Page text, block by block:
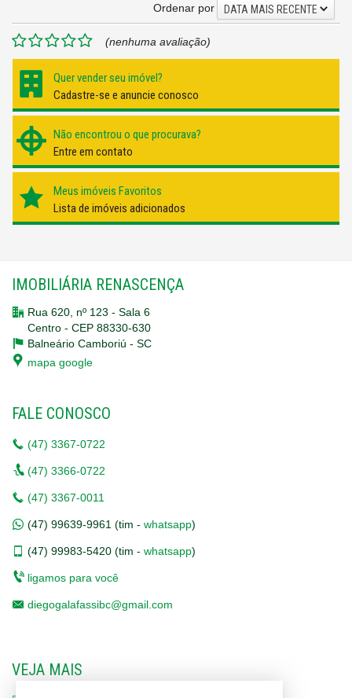
Ordenar por
DATA MAIS RECENTE
(nenhuma avaliação)
Quer vender seu imóvel?
Cadastre-se e anuncie conosco
Não encontrou o que procurava?
Entre em contato
Meus imóveis Favoritos
Lista de imóveis adicionados
IMOBILIÁRIA RENASCENÇA
Rua 620, nº 123 - Sala 6
Centro - CEP 88330-630
Balneário Camboriú - SC
mapa google
FALE CONOSCO
(47) 3367-0722
(47) 3366-0722
(47) 3367-0011
(47) 99639-9961 (tim - whatsapp)
(47) 99983-5420 (tim - whatsapp)
ligamos para você
diegogalafassibc@gmail.com
VEJA MAIS